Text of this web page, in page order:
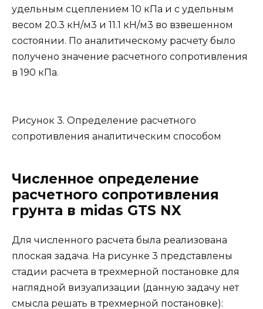
удельным сцеплением 10 кПа и с удельным
весом 20.3 кН/м3 и 11.1 кН/м3 во взвешенном
состоянии. По аналитическому расчету было
получено значение расчетного сопротивления
в 190 кПа.
Рисунок 3. Определение расчетного
сопротивления аналитическим способом
Численное определение
расчетного сопротивления
грунта в midas GTS NX
Для численного расчета была реализована
плоская задача. На рисунке 3 представлены
стадии расчета в трехмерной постановке для
наглядной визуализации (данную задачу нет
смысла решать в трехмерной постановке):